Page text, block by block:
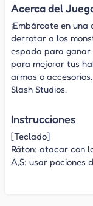
Acerca del
¡Embárcate en
derrotar a los
espada para ganar
para mejorar tus
armas o
Slash Studios.
Instrucciones
[Teclado]
Ráton: atacar con
A,S: usar pociones